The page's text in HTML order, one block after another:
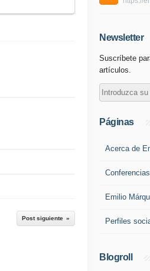
Post siguiente
Newsletter
Suscríbete
artículos.
Páginas
Acerca de
Emilio
Perfiles
Blogroll